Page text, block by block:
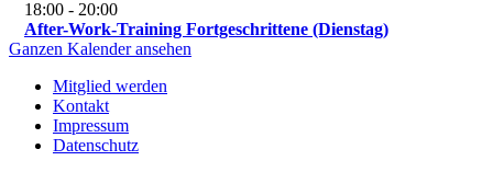
18:00 - 20:00
After-Work-Training Fortgeschrittene (Dienstag)
Ganzen Kalender ansehen
Mitglied werden
Kontakt
Impressum
Datenschutz